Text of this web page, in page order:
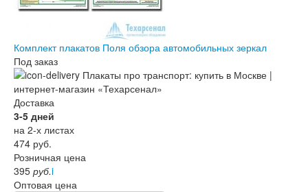
Комплект плакатов Поля обзора автомобильных зеркал
Под заказ
Доставка
3-5 дней
на 2-х листах
474 руб.
Розничная цена
395 руб.i
Оптовая цена